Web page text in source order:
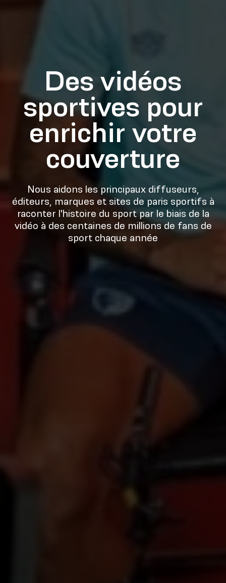
Des vidéos
sportives pour
enrichir votre
couverture
Nous aidons les principaux diffuseurs,
éditeurs, marques et sites de paris sportifs à
raconter l'histoire du sport par le biais de la
vidéo à des centaines de millions de fans de
sport chaque année